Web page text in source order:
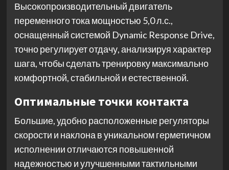
Высокопроизводительный двигатель
переменного тока мощностью 5,0 л.с.,
оснащенный системой Dynamic Response Drive,
точно регулирует отдачу, анализируя характер
шага, чтобы сделать тренировку максимально
комфортной, стабильной и естественной.
Оптимальные точки контакта
Большие, удобно расположенные регуляторы
скорости и наклона в уникальном герметичном
исполнении отличаются повышенной
надежностью и улучшенными тактильными